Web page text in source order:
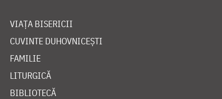
VIAȚA BISERICII
CUVINTE DUHOVNICEȘTI
FAMILIE
LITURGICĂ
BIBLIOTECĂ